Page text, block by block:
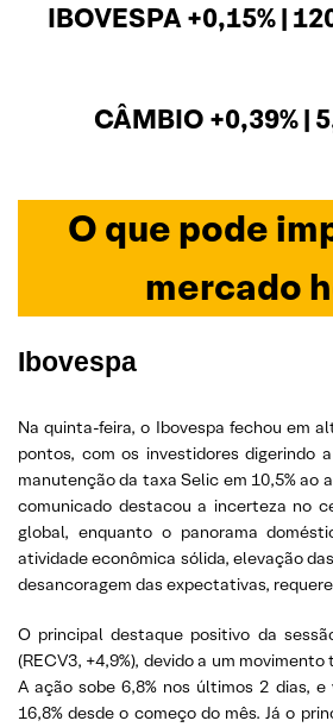
IBOVESPA +0,15% |
CÂMBIO +0,39% |
O que pode
mercado
Ibovespa
Na quinta-feira, o Ibovespa fechou em
pontos, com os investidores digerindo
manutenção da taxa Selic em 10,5% ao
comunicado destacou a incerteza no
global, enquanto o panorama
atividade econômica sólida, elevação
desancoragem das expectativas,
O principal destaque positivo da
(RECV3, +4,9%), devido a um
A ação sobe 6,8% nos últimos 2 dias,
16,8% desde o começo do mês. Já o